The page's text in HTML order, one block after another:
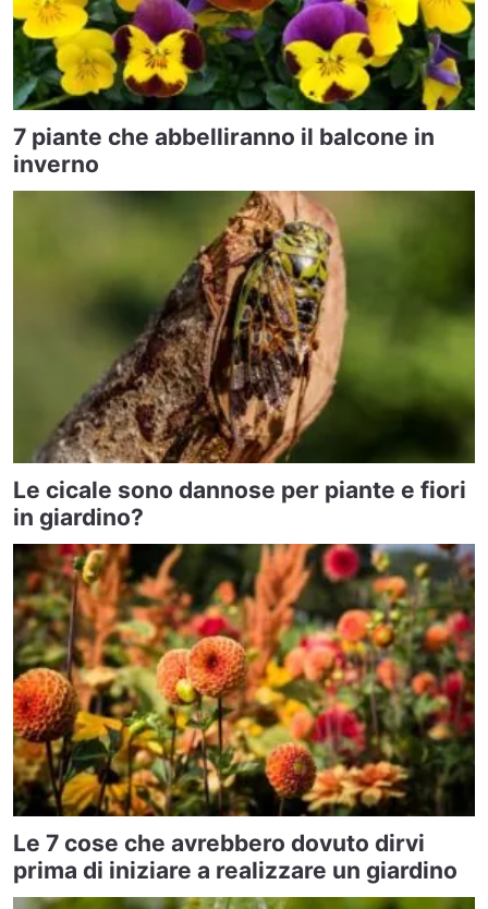
7 piante che abbelliranno il balcone in
inverno
Le cicale sono dannose per piante e fiori
in giardino?
Le 7 cose che avrebbero dovuto dirvi
prima di iniziare a realizzare un giardino